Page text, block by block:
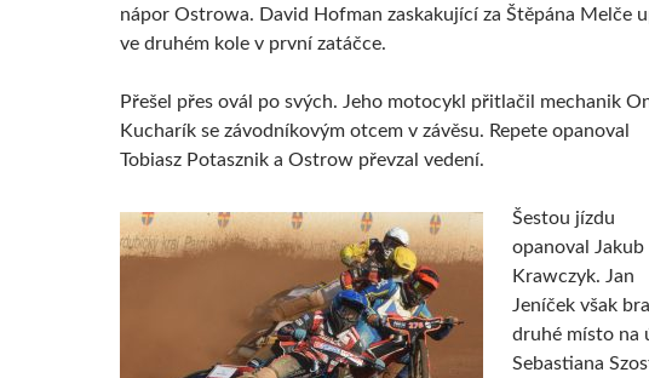
nápor Ostrowa. David Hofman zaskakující za Štěpána Melče
ve druhém kole v první zatáčce.
Přešel přes ovál po svých. Jeho motocykl přitlačil mechanik
Kucharík se závodníkovým otcem v závěsu. Repete opanoval
Tobiasz Potasznik a Ostrow převzal vedení.
Šestou jízdu
opanoval Jakub
Krawczyk. Jan
Jeníček však bral
druhé místo na
Sebastiana